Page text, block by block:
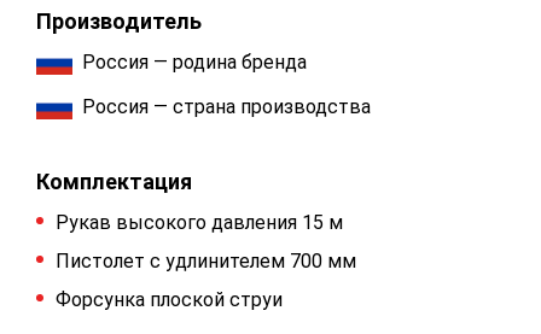
Производитель
Россия — родина бренда
Россия — страна производства
Комплектация
Рукав высокого давления 15 м
Пистолет с удлинителем 700 мм
Форсунка плоской струи